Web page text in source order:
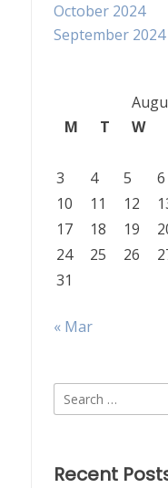
October 2024
September 2024
M
T W
3
4 5 6
10
11 12
17
18 19
24
25 26
31
« Mar
Search
for:
Recent